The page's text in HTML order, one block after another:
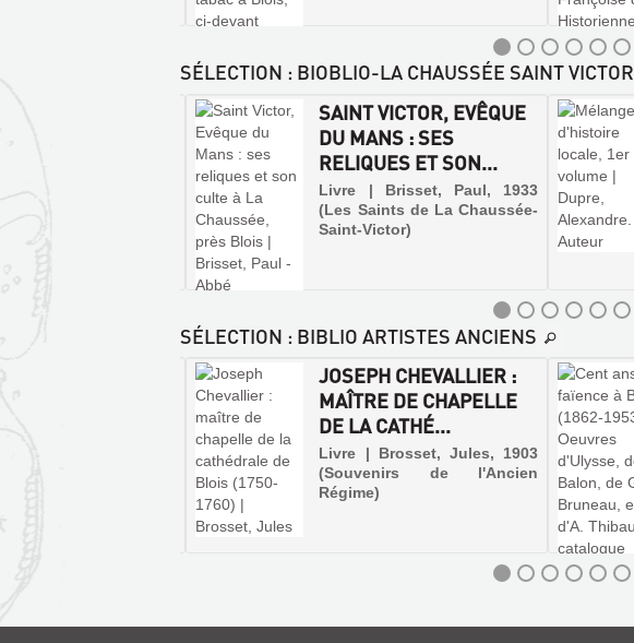
LE
CHATEAU
DE
BLOIS
ET
LA
VILLE
|
LES
ET
SÉLECTION : BIOBLIO-LA CHAUSSÉE SAINT VICTOR
SAINT VICTOR, EVÊQUE
DU MANS : SES
RELIQUES ET SON...
Livre | Brisset, Paul, 1933
(Les Saints de La Chaussée-
Saint-Victor)
MÉLANGES
D'HISTOIRE
Livre
SÉLECTION : BIBLIO ARTISTES ANCIENS
JOSEPH CHEVALLIER :
MAÎTRE DE CHAPELLE
DE LA CATHÉ...
Livre | Brosset, Jules, 1903
(Souvenirs de l'Ancien
Régime)